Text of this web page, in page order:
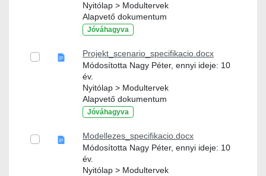
Nyitólap > Modultervek
Alapvető dokumentum
Jóváhagyva
Projekt_scenario_specifikacio.docx
Módosította Nagy Péter, ennyi ideje: 10
év.
Nyitólap > Modultervek
Alapvető dokumentum
Jóváhagyva
Modellezes_specifikacio.docx
Módosította Nagy Péter, ennyi ideje: 10
év.
Nyitólap > Modultervek